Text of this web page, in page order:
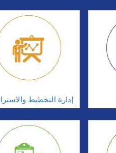
إدارة التخطيط